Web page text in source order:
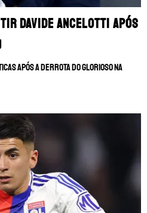
Davide Ancelotti após
após a derrota do Glorioso na